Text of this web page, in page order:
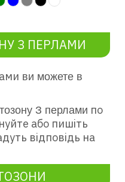
З ПЕРЛАМИ
ви можете в
З перлами по
або пишіть
відповідь на